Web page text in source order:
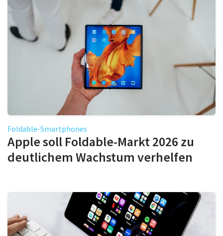
Foldable-Smartphones
Apple soll Foldable-Markt 2026 zu
deutlichem Wachstum verhelfen